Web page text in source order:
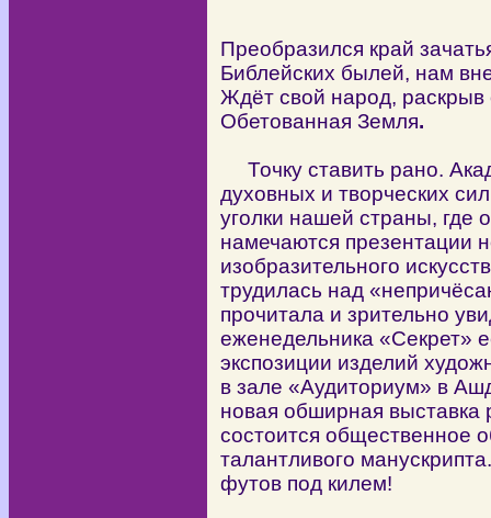
Преобразился край
Библейских былей, нам
Ждёт свой народ, раскрыв
Обетованная Земля.
Точку ставить рано.
духовных и творческих
уголки нашей страны, где
намечаются презентации
изобразительного
трудилась над
прочитала и зрительно
еженедельника «Секрет»
экспозиции изделий
в зале «Аудиториум» в
новая обширная выставка
состоится общественное
талантливого
футов под килем!